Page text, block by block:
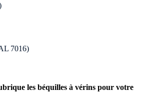
7016)
les béquilles à vérins pour votre